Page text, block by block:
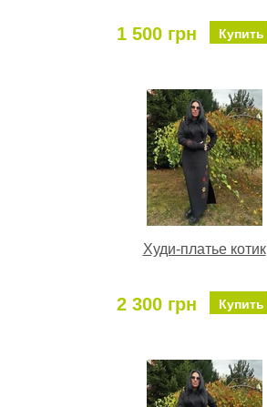
1 500 грн Купить
Худи-платье котик
2 300 грн Купить